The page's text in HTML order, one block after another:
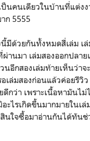
นคนเดียวในบ้านที่แต่ง
ก 5555
วยกันทั้งหมดสี่เล่ม เล่
านมา เล่มสองออกปลา
นอีกสองเล่มท้ายเห็นว่า
อเล่มสองก่อนแล้วค่อยรีวิ
ดีกว่า เพราะเนื้อหามันไ
อะไรเกิดขึ้นมากมายในเ
นใจซื้อมาอ่านกันได้ทันช่